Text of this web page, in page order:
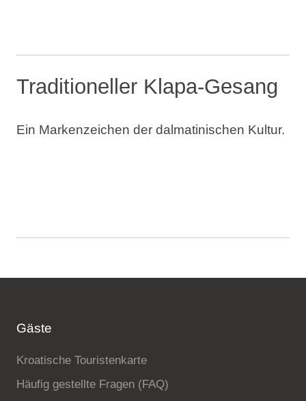
Traditioneller Klapa-Gesang
Ein Markenzeichen der dalmatinischen Kultur.
Gäste
Kroatische Touristenkarte
Häufig gestellte Fragen (FAQ)